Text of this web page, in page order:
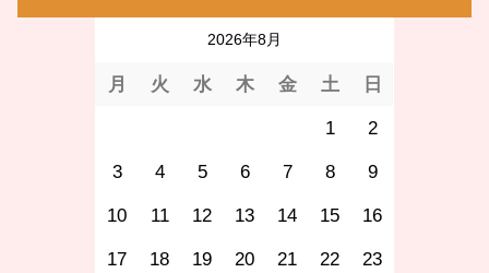
2026年8月
月 火 水 木 金 土 日
1 2
3 4 5 6 7 8 9
10 11 12 13 14 15 16
17 18 19 20 21 22 23